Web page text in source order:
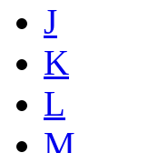
J
K
L
M